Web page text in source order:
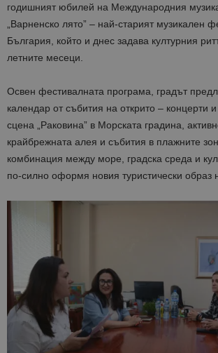
годишният юбилей на Международния
„Варненско лято” – най-старият музикален
България, който и днес задава културния
летните месеци.
Освен фестивалната програма, градът
календар от събития на открито – концерти
сцена „Раковина” в Морската градина,
крайбрежната алея и събития в плажните
комбинация между море, градска среда и
по-силно оформя новия туристически образ